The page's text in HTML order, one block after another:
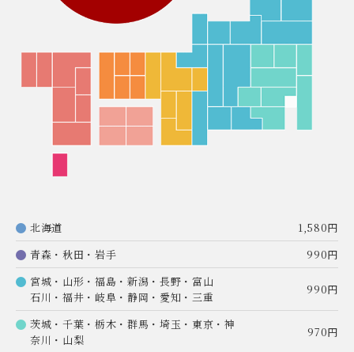
北海道
1,580円
青森・秋田・岩手
990円
宮城・山形・福島・新潟・長野・富山
石川・福井・岐阜・静岡・愛知・三重
990円
茨城・千葉・栃木・群馬・埼玉・東京・神
奈川・山梨
970円